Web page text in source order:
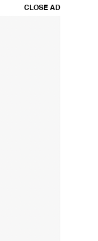
CLOSE AD